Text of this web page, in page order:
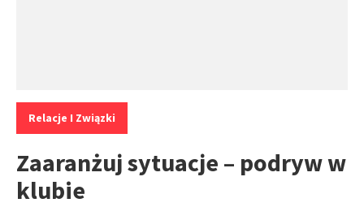
Kategorie:
Relacje I Związki
Zaaranżuj sytuacje – podryw w
klubie